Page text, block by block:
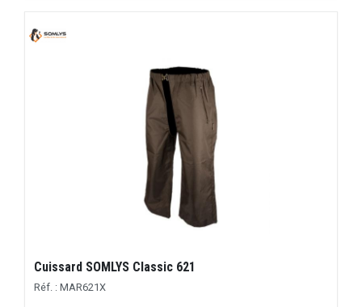
Cuissard SOMLYS Classic 621
Réf. : MAR621X